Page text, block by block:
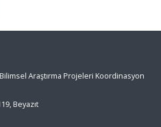
Araştırma Projeleri Koordinasyon
Beyazıt